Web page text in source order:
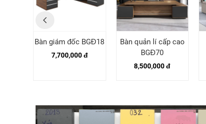
Bàn giám đốc BGĐ18
7,700,000 đ
Bàn quản lí cấp cao
BGĐ70
8,500,000 đ